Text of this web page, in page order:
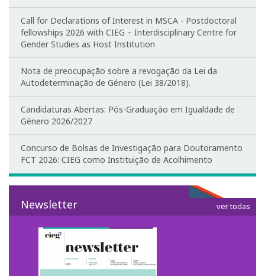
Ensino
Pós-Graduação em Igualdade de Género
Mestrado em Família e Género
Doutoramento em Estudos de Género
Formação
1ª Edição do Curso de Formação Especializada em
Igualdade de Género
2ª Edição do Curso de Formação Especializada em
Igualdade de Género
3ª Edição do Curso de Formação Especializada em
Igualdade de Género
Testemunhos
Call for Declarations of Interest in MSCA - Postdoctoral
fellowships 2026 with CIEG – Interdisciplinary Centre for
Gender Studies as Host Institution
Nota de preocupação sobre a revogação da Lei da
Autodeterminação de Género (Lei 38/2018).
Candidaturas Abertas: Pós-Graduação em Igualdade de
Género 2026/2027
Concurso de Bolsas de Investigação para Doutoramento
FCT 2026: CIEG como Instituição de Acolhimento
Newsletter ver todas